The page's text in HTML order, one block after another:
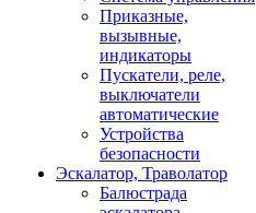
Приказные,
вызывные,
индикаторы
Пускатели, реле,
выключатели
автоматические
Устройства
безопасности
Эскалатор, Траволатор
Балюстрада